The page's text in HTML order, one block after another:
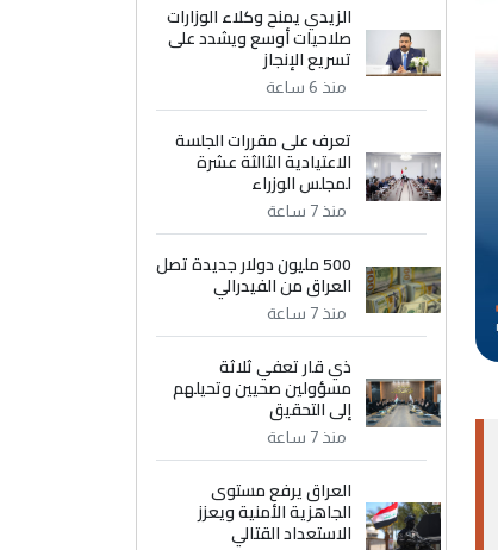
الزيدي يمنح وكلاء الوزارات
صلاحيات أوسع ويشدد على
تسريع الإنجاز
منذ 6 ساعة
تعرف على مقررات الجلسة
الاعتيادية الثالثة عشرة
لمجلس الوزراء
منذ 7 ساعة
500 مليون دولار جديدة تصل
العراق من الفيدرالي
منذ 7 ساعة
ذي قار تعفي ثلاثة
مسؤولين صحيين وتحيلهم
إلى التحقيق
منذ 7 ساعة
العراق يرفع مستوى
الجاهزية الأمنية ويعزز
الاستعداد القتالي